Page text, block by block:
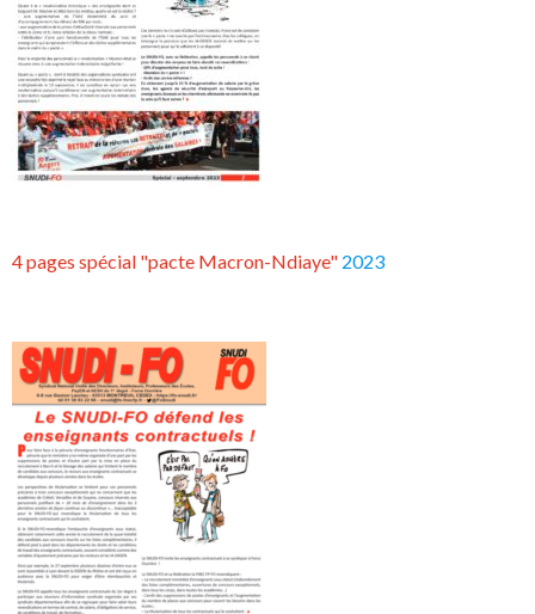
4 pages spécial "pacte Macron-Ndiaye" 2023